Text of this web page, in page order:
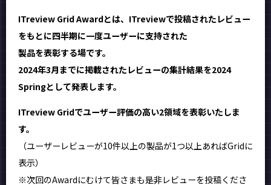
ITreview Grid Awardとは、ITreviewで投稿されたレビュー
をもとに四半期に一度ユーザーに支持された
製品を表彰する場です。
2024年3月までに掲載されたレビューの集計結果を2024
Springとして発表します。
ITreview Gridでユーザー評価の高い2領域を表彰いたしま
す。
（ユーザーレビューが10件以上の製品が1つ以上あればGridに
表示）
※次回のAwardにむけて皆さまも是非レビューを投稿くださ